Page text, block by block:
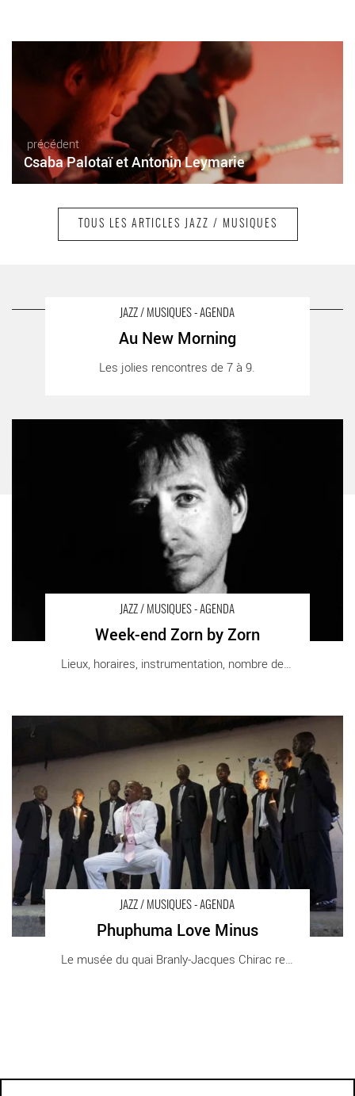
précédent
Csaba Palotaï et Antonin Leymarie
Phuphuma Love Minus
TOUS LES ARTICLES JAZZ / MUSIQUES
A LIRE AUSSI SUR LA TERRASSE
JAZZ / MUSIQUES - AGENDA
Au New Morning
Les jolies rencontres de 7 à 9.
JAZZ / MUSIQUES - AGENDA
Week-end Zorn by Zorn
Lieux, horaires, instrumentation, nombre de [...]
Week-end Zorn by Zorn - Critique sortie Jazz / Musiques Paris
JAZZ / MUSIQUES - AGENDA
Phuphuma Love Minus
Le musée du quai Branly-Jacques Chirac reçoit [...]
Phuphuma Love Minus - Critique sortie Jazz / Musiques Paris
Musée du Quai Branly